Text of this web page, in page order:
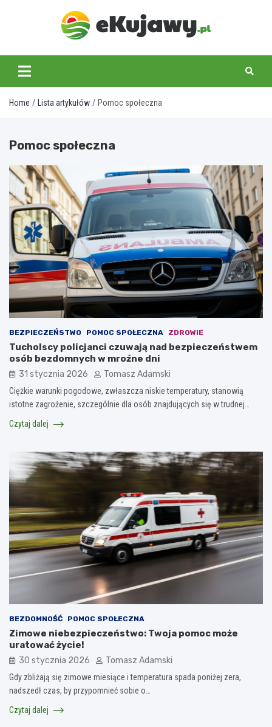
ekujawy.pl
Home Lista artykułów Pomoc społeczna
Pomoc społeczna
BEZPIECZEŃSTWO POMOC SPOŁECZNA ZDROWIE
Tucholscy policjanci czuwają nad bezpieczeństwem
osób bezdomnych w mroźne dni
31 stycznia 2026 Tomasz Adamski
Ciężkie warunki pogodowe, zwłaszcza niskie temperatury, stanowią
istotne zagrożenie, szczególnie dla osób znajdujących się w trudnej…
Czytaj dalej
BEZDOMNOŚĆ POMOC SPOŁECZNA
Zimowe niebezpieczeństwo: Twoja pomoc może
uratować życie!
30 stycznia 2026 Tomasz Adamski
Gdy zbliżają się zimowe miesiące i temperatura spada poniżej zera,
nadszedł czas, by przypomnieć sobie o…
Czytaj dalej